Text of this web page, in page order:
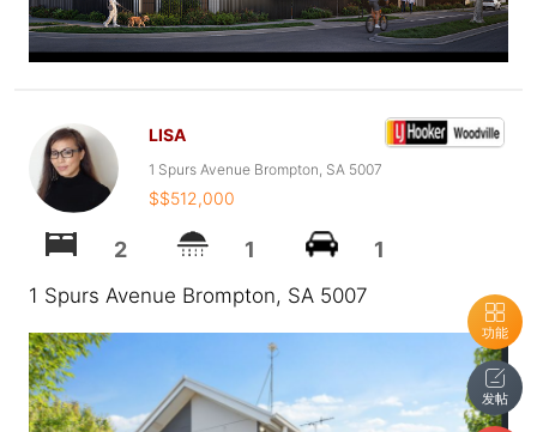
功能
发帖
LISA
1 Spurs Avenue Brompton, SA 5007
$$512,000
2 1 1
1 Spurs Avenue Brompton, SA 5007